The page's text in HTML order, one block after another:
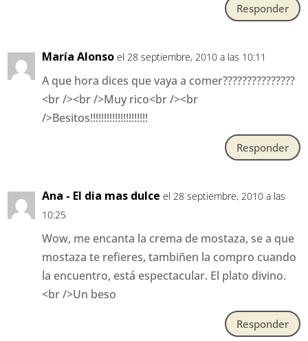
Responder
María Alonso el 28 septiembre, 2010 a las 10:11
A que hora dices que vaya a comer???????????????
<br /><br />Muy rico<br /><br
/>Besitos!!!!!!!!!!!!!!!!!!!!!
Responder
Ana - El dia mas dulce el 28 septiembre, 2010 a las
10:25
Wow, me encanta la crema de mostaza, se a que
mostaza te refieres, tambiñen la compro cuando
la encuentro, está espectacular. El plato divino.
<br />Un beso
Responder